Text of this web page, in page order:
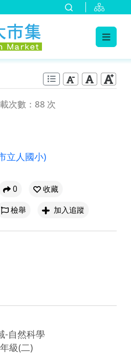
次數：88 次
立人國小)
0
收藏
檢舉 加入追蹤
-自然科學
級(二)